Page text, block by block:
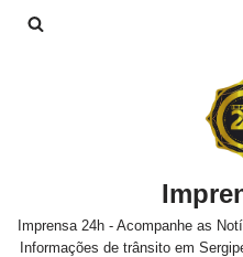
Imprensa 24h - Acompanhe as
Informações de trânsito em